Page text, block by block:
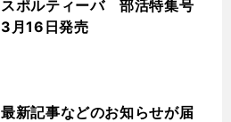
スポルティーバ 部活特集号
3月16日発売
最新記事などのお知らせが届